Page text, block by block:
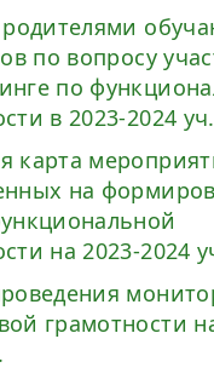
родителями
по вопросу
по
в 2023-2024
карта
на
на 2023-2024
грамотности